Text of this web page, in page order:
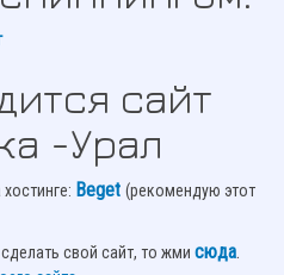
сайт
-Урал
Beget (рекомендую этот
свой сайт, то жми сюда.